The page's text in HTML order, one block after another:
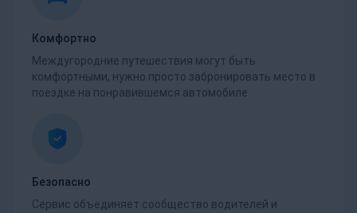
Комфортно
Междугородние путешествия могут быть
комфортными, нужно просто забронировать место в
поездке на понравившемся автомобиле.
Безопасно
Сервис объединяет сообщество водителей и